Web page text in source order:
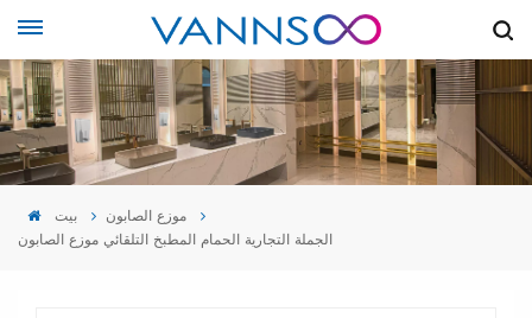
بيت
موزع الصابون
الجملة التجارية الحمام المطبخ التلقائي موزع الصابون